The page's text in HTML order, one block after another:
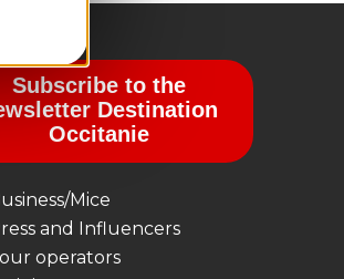
Subscribe to the
Destination
Occitanie
Mice
and Influencers
operators